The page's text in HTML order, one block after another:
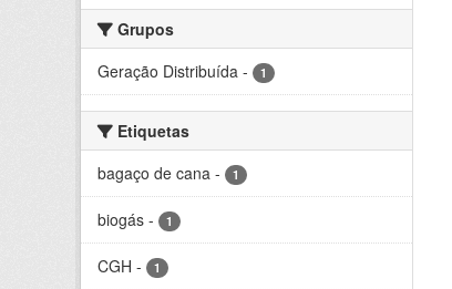
Grupos
Geração Distribuída - 1
Etiquetas
bagaço de cana - 1
biogás - 1
CGH - 1